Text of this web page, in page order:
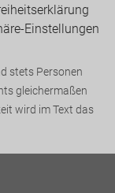
Einstellungen
stets Personen
gleichermaßen
wird im Text das